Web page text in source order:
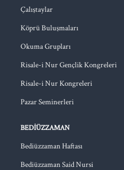
Çalıştaylar
Köprü Buluşmaları
Okuma Grupları
Risale-i Nur Gençlik Kongreleri
Risale-i Nur Kongreleri
Pazar Seminerleri
BEDIÜZZAMAN
Bediüzzaman Haftası
Bediüzzaman Said Nursi